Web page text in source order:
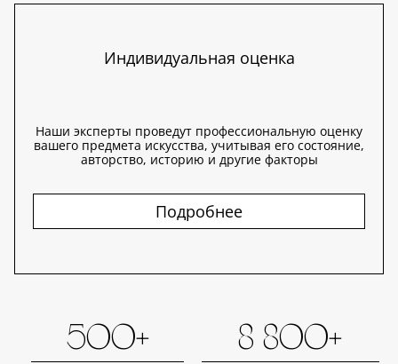
Индивидуальная оценка
Наши эксперты проведут профессиональную оценку
вашего предмета искусства, учитывая его состояние,
авторство, историю и другие факторы
Подробнее
500+ 8 800+